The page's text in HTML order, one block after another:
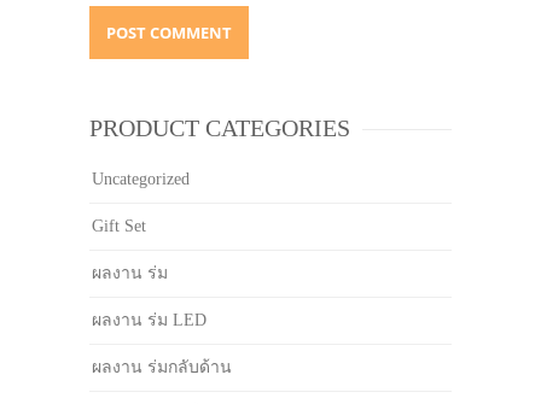
PRODUCT CATEGORIES
Uncategorized
Gift Set
ผลงาน ร่ม
ผลงาน ร่ม LED
ผลงาน ร่มกลับด้าน